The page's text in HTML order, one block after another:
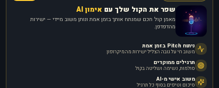
שפר את הקול שלך עם אימון AI
מאמן קול חכם שמנתח אותך בזמן אמת ונותן משוב מיידי — ישירות
מהדפדפן.
ניתוח Pitch בזמן אמת
משוב חי על גובה הצליל ישירות מהמיקרופון
תרגילים ממוקדים
סולמות, נשימה ושליטה בקול
משוב אישי מ-AI
סיכום וטיפים בסוף כל תרגיל